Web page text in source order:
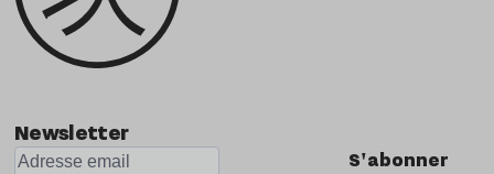
Newsletter
S'abonner